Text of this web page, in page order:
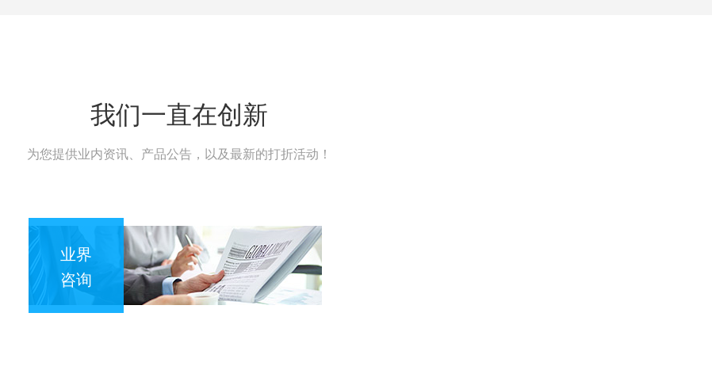
我们一直在创新
为您提供业内资讯、产品公告，以及最新的打折活动！
业界
咨询